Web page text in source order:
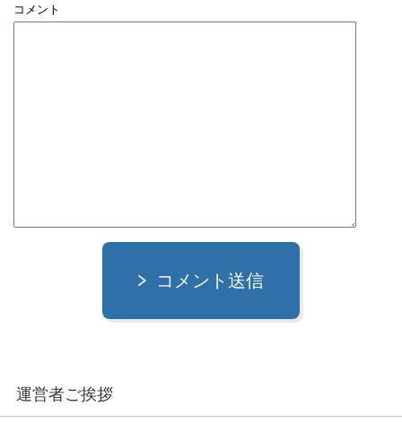
コメント
コメント送信
運営者ご挨拶